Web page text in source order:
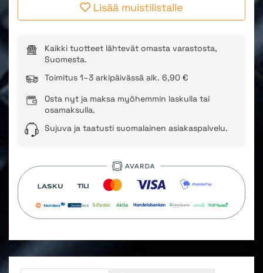
Lisää muistilistalle
Kaikki tuotteet lähtevät omasta varastosta,
Suomesta.
Toimitus 1–3 arkipäivässä alk. 6,90 €
Osta nyt ja maksa myöhemmin laskulla tai
osamaksulla.
Sujuva ja taatusti suomalainen asiakaspalvelu.